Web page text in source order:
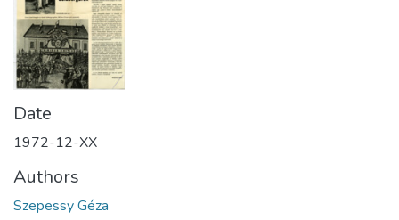
Date
1972-12-XX
Authors
Szepessy Géza